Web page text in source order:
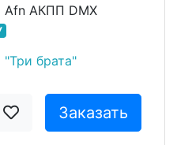
Afn АКПП DMX
брата"
Заказать